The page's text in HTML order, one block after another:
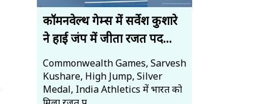
कॉमनवेल्थ गेम्स में सर्वेश कुशारे
ने हाई जंप में जीता रजत पद...
Commonwealth Games, Sarvesh
Kushare, High Jump, Silver
Medal, India Athletics में भारत को